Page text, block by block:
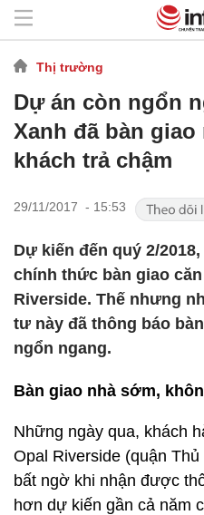
Thị trường
Dự án còn ngổn
Xanh đã bàn
khách trả chậm
29/11/2017 - 15:53
Dự kiến đến quý 2/
chính thức bàn giao
Riverside. Thế nhưng
tư này đã thông báo
ngổn ngang.
Bàn giao nhà sớm,
Những ngày qua, khách
Opal Riverside (quận
bất ngờ khi nhận được
hơn dự kiến gần cả năm